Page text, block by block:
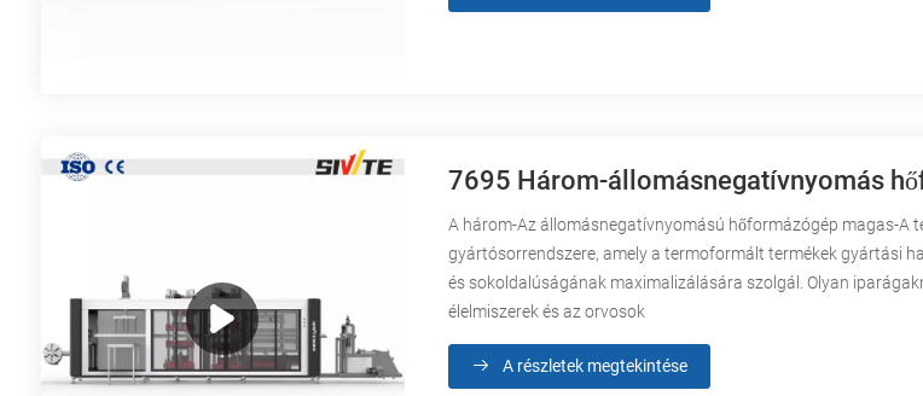
7695 Három-állomásnegatívnyomás
A három-Az állomásnegatívnyomású hőformázógép magas-A
gyártósorrendszere, amely a termoformált termékek gyártási
és sokoldalúságának maximalizálására szolgál. Olyan
élelmiszerek és az orvosok
A részletek megtekintése